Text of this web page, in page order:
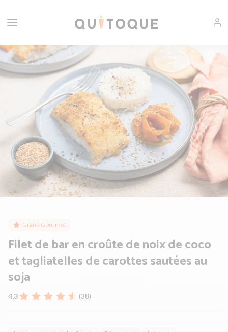
Grand Gourmet
Filet de bar en croûte de noix de coco
et tagliatelles de carottes sautées au
soja
4,3 (38)